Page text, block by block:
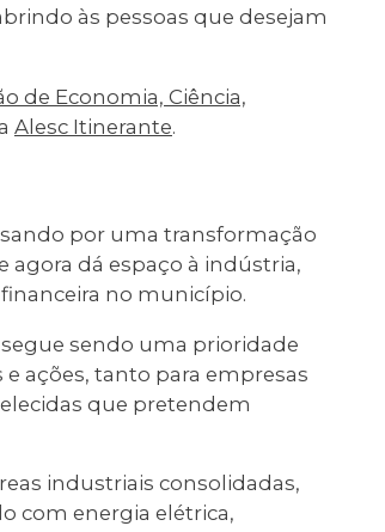
às pessoas que desejam
de Economia, Ciência,
Alesc Itinerante.
por uma transformação
agora dá espaço à indústria,
no município.
sendo uma prioridade
ações, tanto para empresas
que pretendem
industriais consolidadas,
com energia elétrica,